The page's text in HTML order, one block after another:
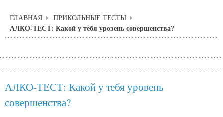
ГЛАВНАЯ ПРИКОЛЬНЫЕ ТЕСТЫ
АЛКО-ТЕСТ: Какой у тебя уровень совершенства?
АЛКО-ТЕСТ: Какой у тебя уровень
совершенства?